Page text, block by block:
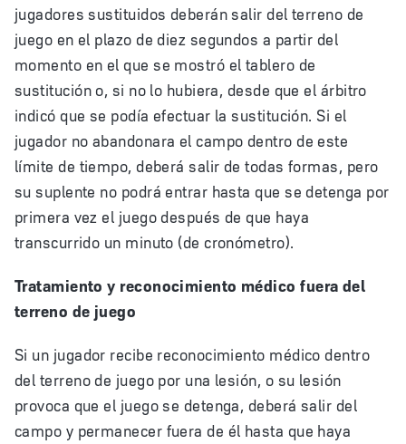
jugadores sustituidos deberán salir del terreno de
juego en el plazo de diez segundos a partir del
momento en el que se mostró el tablero de
sustitución o, si no lo hubiera, desde que el árbitro
indicó que se podía efectuar la sustitución. Si el
jugador no abandonara el campo dentro de este
límite de tiempo, deberá salir de todas formas, pero
su suplente no podrá entrar hasta que se detenga por
primera vez el juego después de que haya
transcurrido un minuto (de cronómetro).
Tratamiento y reconocimiento médico fuera del
terreno de juego
Si un jugador recibe reconocimiento médico dentro
del terreno de juego por una lesión, o su lesión
provoca que el juego se detenga, deberá salir del
campo y permanecer fuera de él hasta que haya